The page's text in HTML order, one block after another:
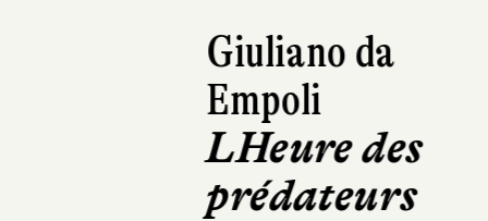
Giuliano da
Empoli
LHeure des
prédateurs